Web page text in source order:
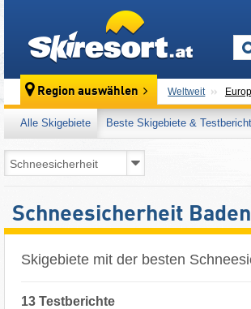
Region auswählen Weltweit
Alle Skigebiete Beste Skigebiete &
Schneesicherheit
Skigebiete mit der besten
13 Testberichte